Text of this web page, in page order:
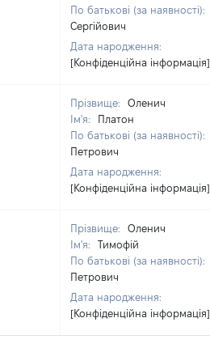
По батькові (за наявності):
Сергійович
Дата народження:
[Конфіденційна інформація]
Прізвище:
Оленич
Ім'я:
Платон
По батькові (за наявності):
Петрович
Дата народження:
[Конфіденційна інформація]
Прізвище:
Оленич
Ім'я:
Тимофій
По батькові (за наявності):
Петрович
Дата народження:
[Конфіденційна інформація]